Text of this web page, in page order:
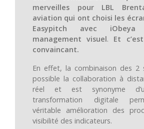
merveilles pour LBL
aviation qui ont choisi les
Easypitch avec
management visuel. Et
convaincant.
En effet, la combinaison des 2
possible la collaboration à
réel et est synonyme
transformation digitale
véritable amélioration des
visibilité des indicateurs.